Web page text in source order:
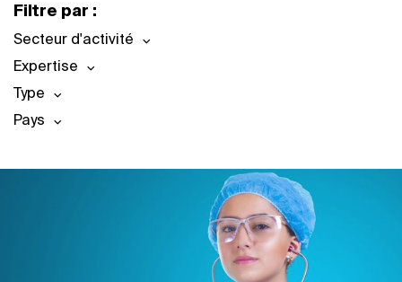
Filtre par :
Secteur d'activité
Expertise
Type
Pays